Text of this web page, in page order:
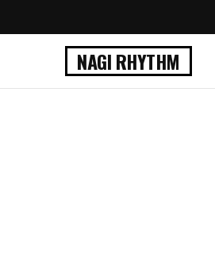
NAGI RHYTHM